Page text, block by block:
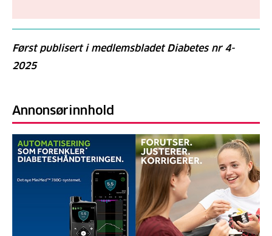
Først publisert i medlemsbladet Diabetes nr 4-
2025
Annonsørinnhold